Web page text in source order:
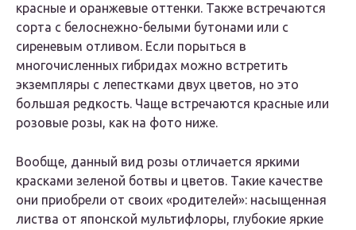
красные и оранжевые оттенки. Также встречаются
сорта с белоснежно-белыми бутонами или с
сиреневым отливом. Если порыться в
многочисленных гибридах можно встретить
экземпляры с лепестками двух цветов, но это
большая редкость. Чаще встречаются красные или
розовые розы, как на фото ниже.
Вообще, данный вид розы отличается яркими
красками зеленой ботвы и цветов. Такие качестве
они приобрели от своих «родителей»: насыщенная
листва от японской мультифлоры, глубокие яркие